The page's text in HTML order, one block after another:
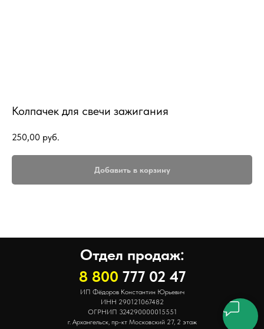
Колпачек для свечи зажигания
250,00 руб.
Добавить в корзину
Отдел продаж:
8 800 777 02 47
ИП Фёдоров Константин Юрьевич
ИНН 290121067482
ОГРНИП 324290000015551
г. Архангельск, пр-кт Московский 27, 2 этаж